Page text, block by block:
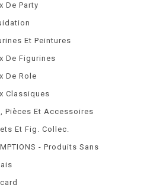
De Party
Et Peintures
De Figurines
De Role
Classiques
Pièces Et Accessoires
Et Fig. Collec.
- Produits Sans